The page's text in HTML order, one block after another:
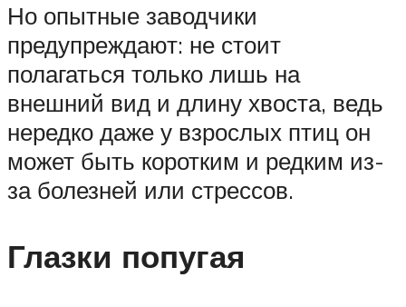
Но опытные заводчики
предупреждают: не стоит
полагаться только лишь на
внешний вид и длину хвоста, ведь
нередко даже у взрослых птиц он
может быть коротким и редким из-
за болезней или стрессов.
Глазки попугая